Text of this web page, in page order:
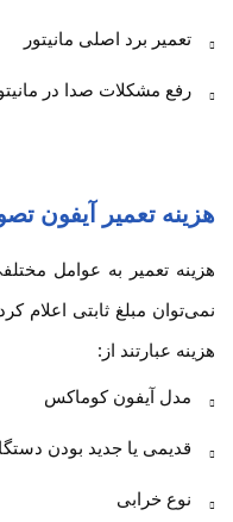
تعمیر برد اصلی مانیتور
رفع مشکلات صدا در
هزینه تعمیر آیفون
هزینه تعمیر به عوامل
نمی‌توان مبلغ ثابتی اعلام
هزینه عبارتند از:
مدل آیفون کوماکس
قدیمی یا جدید بودن
نوع خرابی